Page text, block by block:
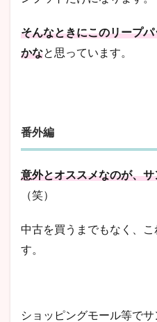
そんなときにこのリープ
かなと思っています。
番外編
意外とオススメなのが、
（笑）
中古を買うまでもなく、
す。
ショッピングモール等で